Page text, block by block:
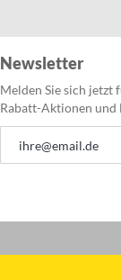
Newsletter
Melden Sie sich jetzt
Rabatt-Aktionen und
zum